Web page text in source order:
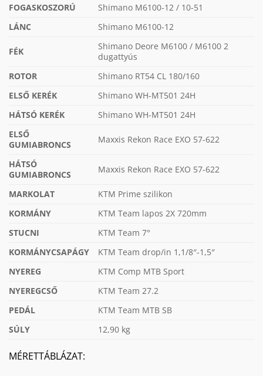
FOGASKOSZORÚ
Shimano M6100-12 / 10-51
LÁNC
Shimano M6100-12
FÉK
Shimano Deore M6100 / M6100 2
dugattyús
ROTOR
Shimano RT54 CL 180/160
ELSŐ KERÉK
Shimano WH-MT501 24H
HÁTSÓ KERÉK
Shimano WH-MT501 24H
ELSŐ
GUMIABRONCS
Maxxis Rekon Race EXO 57-622
HÁTSÓ
GUMIABRONCS
Maxxis Rekon Race EXO 57-622
MARKOLAT
KTM Prime szilikon
KORMÁNY
KTM Team lapos 2X 720mm
STUCNI
KTM Team 7°
KORMÁNYCSAPÁGY
KTM Team drop/in 1,1/8″-1,5″
NYEREG
KTM Comp MTB Sport
NYEREGCSŐ
KTM Team 27.2
PEDÁL
KTM Team MTB SB
SÚLY
12,90 kg
MÉRETTÁBLÁZAT: